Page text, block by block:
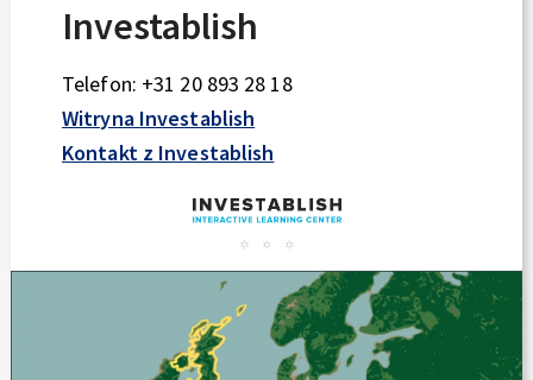
Investablish
Telefon: +31 20 893 28 18
Witryna Investablish
Kontakt z Investablish